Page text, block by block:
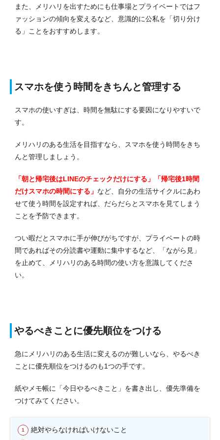
また、メリハリを出すためにも仕事場とプライベートではフ
ァッションの傾向を変えるなど、意識的に公私を「切り分け
る」ことをおすすめします。
スマホを使う時間をきちんと管理する
スマホの使いすぎは、時間を無駄にする要因になりやすいで
す。
メリハリのある生活を目指すなら、スマホを使う時間をきち
んと管理しましょう。
「朝と帰宅後はLINEのチェックだけにする」「帰宅後1時間
だけスマホの時間にする」 など、自分の生活サイクルにあわ
せて使う時間を設定すれば、だらだらとスマホを見てしまう
ことを予防できます。
つい暇だとスマホに手が伸びがちですが、プライベートの時
間であればその分読書や運動に集中するなど、「ながら見」
を止めて、メリハリのある時間の使い方を意識してくださ
い。
やるべきことに優先順位をつける
急にメリハリのある生活に変えるのが難しいなら、やるべき
ことに優先順位をつけるのも1つの手です。
紙やメモ帳に「今日やるべきこと」を書き出し、優先準備を
つけてみてください。
絶対やらなければいけないこと